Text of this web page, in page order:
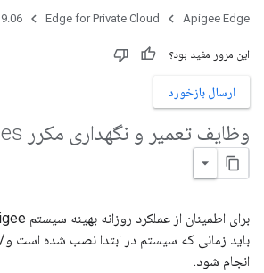
Apigee Edge
Edge for Private Cloud
این مرور مفید بود؟
ارسال بازخورد
وظایف تعمیر و نگهداری مکرر Edge Services
باید زمانی که سیستم در ابتدا نصب شده است
انجام شود.